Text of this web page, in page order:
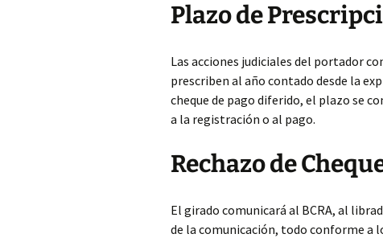
Plazo de
Las acciones judiciales del portador
prescriben al año contado desde la
cheque de pago diferido, el plazo se
a la registración o al pago.
Rechazo de
El girado comunicará al BCRA, al
de la comunicación, todo conforme a